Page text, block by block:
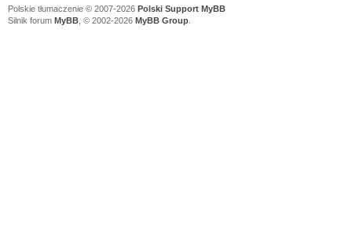
Polskie tłumaczenie © 2007-2026 Polski Support MyBB
Silnik forum MyBB , © 2002-2026 MyBB Group